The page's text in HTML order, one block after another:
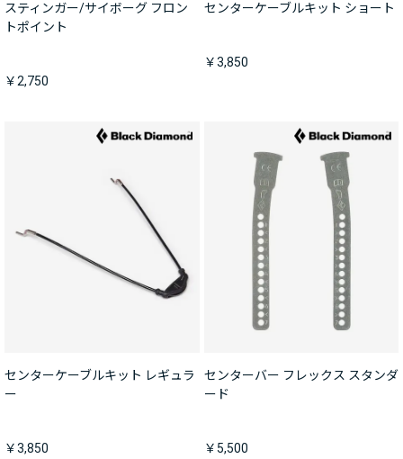
スティンガー/サイボーグ フロン
トポイント
￥2,750
センターケーブルキット ショート
￥3,850
センターケーブルキット レギュラ
ー
￥3,850
センターバー フレックス スタンダ
ード
￥5,500